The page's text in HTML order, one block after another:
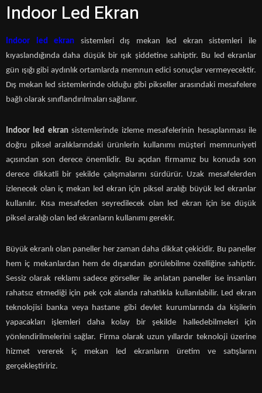
Indoor Led Ekran
Indoor led ekran sistemleri dış mekan led ekran sistemleri ile
kıyaslandığında daha düşük bir ışık şiddetine sahiptir. Bu led ekranlar
gün ışığı gibi aydınlık ortamlarda memnun edici sonuçlar vermeyecektir.
Dış mekan led sistemlerinde olduğu gibi pikseller arasındaki mesafelere
bağlı olarak sınıflandırılmaları sağlanır.
Indoor led ekransistemlerinde izleme mesafelerinin hesaplanması ile
doğru piksel aralıklarındaki ürünlerin kullanımı müşteri memnuniyeti
açısından son derece önemlidir. Bu açıdan firmamız bu konuda son
derece dikkatli bir şekilde çalışmalarını sürdürür. Uzak mesafelerden
izlenecek olan iç mekan led ekran için piksel aralığı büyük led ekranlar
kullanılır. Kısa mesafeden seyredilecek olan led ekran için ise düşük
piksel aralığı olan led ekranların kullanımı gerekir.
Büyük ekranlı olan paneller her zaman daha dikkat çekicidir. Bu paneller
hem iç mekanlardan hem de dışarıdan görülebilme özelliğine sahiptir.
Sessiz olarak reklamı sadece görseller ile anlatan paneller ise insanları
rahatsız etmediği için pek çok alanda rahatlıkla kullanılabilir. Led ekran
teknolojisi banka veya hastane gibi devlet kurumlarında da kişilerin
yapacakları işlemleri daha kolay bir şekilde halledebilmeleri için
yönlendirilmelerini sağlar. Firma olarak uzun yıllardır teknoloji üzerine
hizmet vererek iç mekan led ekranların üretim ve satışlarını
gerçekleştiririz.